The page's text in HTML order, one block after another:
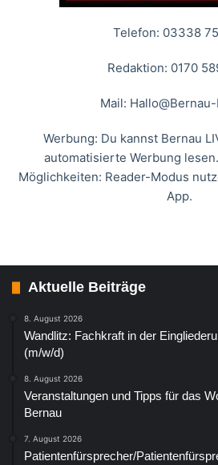
Telefon: 03338
Redaktion: 0170
Mail: Hallo@Bernau-
Werbung: Du kannst Bernau
automatisierte Werbung
Möglichkeiten: Reader-Modus
App.
Aktuelle Beiträge
8. August 2026
Wandlitz: Fachkraft in der
(m/w/d)
8. August 2026
Veranstaltungen und Tipps für das
Bernau
7. August 2026
Patientenfürsprecher/